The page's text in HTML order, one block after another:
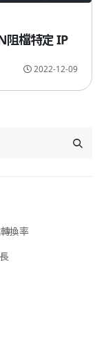
2022-12-09
阻檔特定 IP
換率